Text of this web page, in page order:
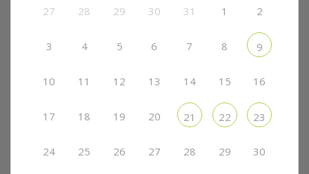
27 28 29 30 31 1 2
3 4 5 6 7 8 9
10 11 12 13 14 15 16
17 18 19 20 21 22 23
24 25 26 27 28 29 30